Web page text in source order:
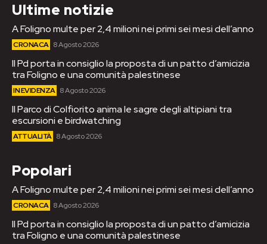
Ultime notizie
A Foligno multe per 2,4 milioni nei primi sei mesi dell’anno
CRONACA 8 Agosto 2026
Il Pd porta in consiglio la proposta di un patto d’amicizia
tra Foligno e una comunità palestinese
IN EVIDENZA 8 Agosto 2026
Il Parco di Colfiorito anima le sagre degli altipiani tra
escursioni e birdwatching
ATTUALITÀ 8 Agosto 2026
Popolari
A Foligno multe per 2,4 milioni nei primi sei mesi dell’anno
CRONACA 8 Agosto 2026
Il Pd porta in consiglio la proposta di un patto d’amicizia
tra Foligno e una comunità palestinese